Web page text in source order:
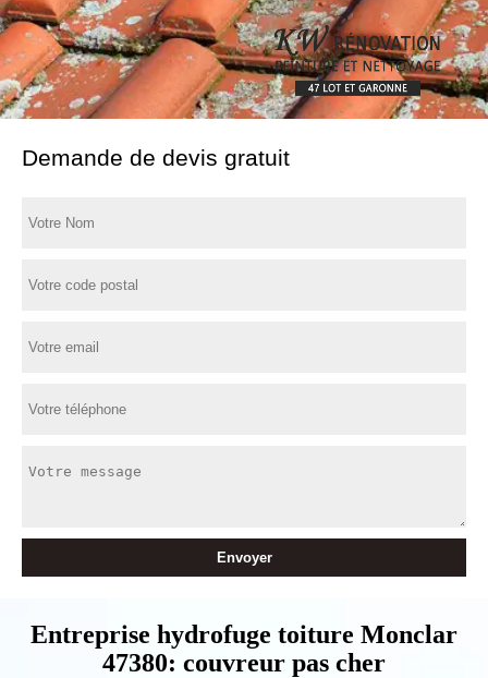
Demande de devis gratuit
Entreprise hydrofuge toiture Monclar
47380: couvreur pas cher